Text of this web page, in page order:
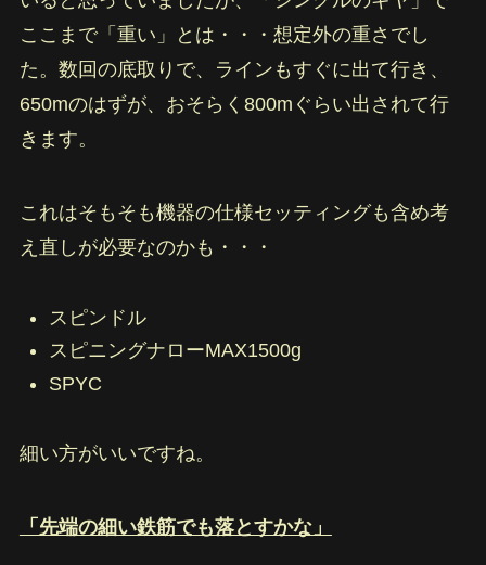
ここまで「重い」とは・・・想定外の重さでし
た。数回の底取りで、ラインもすぐに出て行き、
650mのはずが、おそらく800mぐらい出されて行
きます。
これはそもそも機器の仕様セッティングも含め考
え直しが必要なのかも・・・
スピンドル
スピニングナローMAX1500g
SPYC
細い方がいいですね。
「先端の細い鉄筋でも落とすかな」